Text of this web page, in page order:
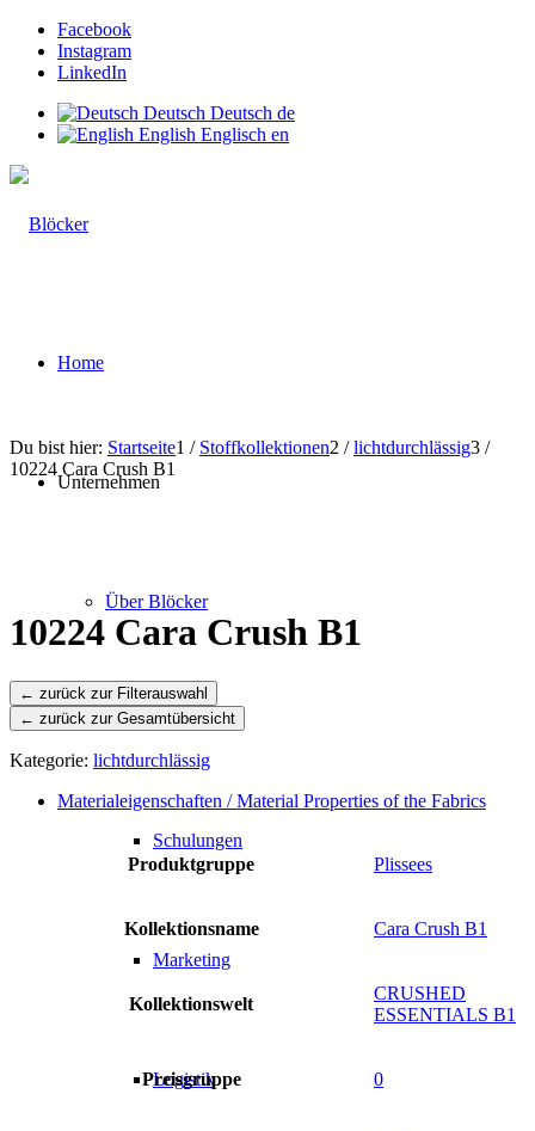
Facebook
Instagram
LinkedIn
Deutsch Deutsch de
English Englisch en
Home
Unternehmen
Über Blöcker
Leistungen
Schulungen
Marketing
Logistik
Du bist hier: Startseite1 / Stoffkollektionen2 / lichtdurchlässig3 /
10224 Cara Crush B1
10224 Cara Crush B1
← zurück zur Gesamtübersicht
Kategorie: lichtdurchlässig
Materialeigenschaften / Material Properties of the Fabrics
Produktgruppe Plissees
Kollektionsname Cara Crush B1
Kollektionswelt
CRUSHED
ESSENTIALS B1
Preisgruppe 0